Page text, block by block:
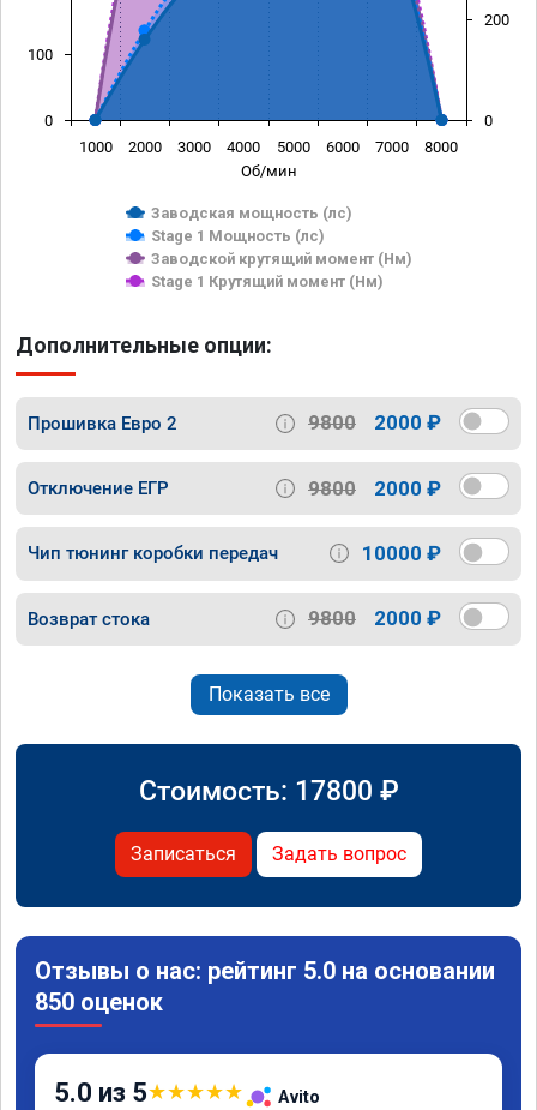
Об/мин
Заводская мощность (лс)
Stage 1 Мощность (лс)
Заводской крутящий момент (Нм)
Stage 1 Крутящий момент (Нм)
1000 2000 3000 4000 5000 6000 7000 8000
0
100
0
200
Дополнительные опции:
Прошивка Евро 2 9800 2000 ₽
Отключение ЕГР 9800 2000 ₽
Чип тюнинг коробки передач 10000 ₽
Возврат стока 9800 2000 ₽
Показать все
Стоимость: 17800 ₽
Записаться Задать вопрос
Отзывы о нас: рейтинг 5.0 на основании
850 оценок
5.0 из 5★★★★★ Avito